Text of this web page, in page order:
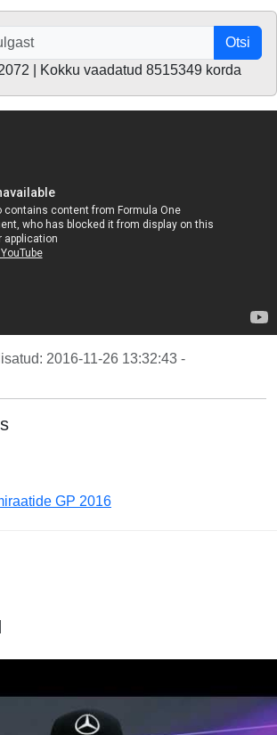
Otsi
| Kokku vaadatud 8515349 korda
2016-11-26 13:32:43 -
GP 2016